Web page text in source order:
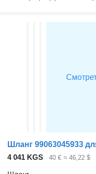
Шланг 99063045933
4 041 KGS
40 € ≈ 46,22 $